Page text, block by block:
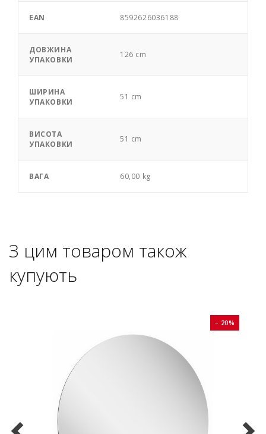
EAN 8592626036188
ДОВЖИНА
УПАКОВКИ
126 cm
ШИРИНА
УПАКОВКИ
51 cm
ВИСОТА
УПАКОВКИ
51 cm
ВАГА 60,00 kg
З цим товаром також
купують
− 20%